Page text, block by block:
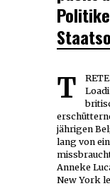
TRETE UNSERER TG GRUPPE BEI
jährigen
lang von
Anneke
New York